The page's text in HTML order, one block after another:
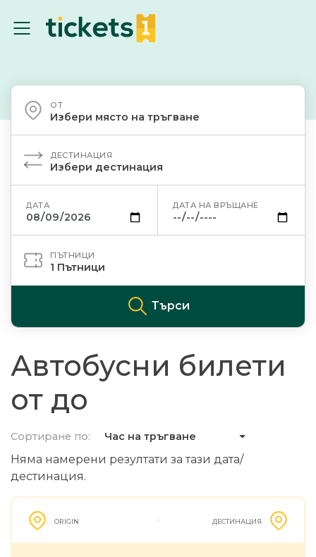
ОТ
Избери място на тръгване
ДЕСТИНАЦИЯ
Избери дестинация
ДАТА ДАТА НА ВРЪЩАНЕ
ПЪТНИЦИ
1 Пътници
Търси
Автобусни билети
от до
Сортиране по: Час на тръгване
Няма намерени резултати за тази дата/
дестинация.
ORIGIN ДЕСТИНАЦИЯ